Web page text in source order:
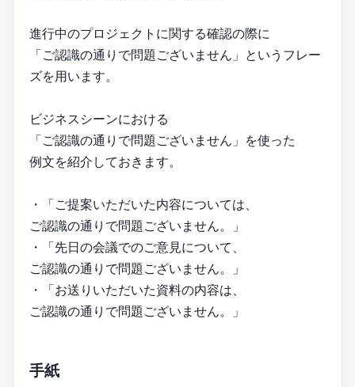
進行中のプロジェクトに関する確認の際に
「ご認識の通りで問題ございません」というフレー
ズを用います。
ビジネスシーンにおける
「ご認識の通りで問題ございません」を使った
例文を紹介しておきます。
・「ご提案いただいた内容については、
ご認識の通りで問題ございません。」
・「先日の会議でのご意見について、
ご認識の通りで問題ございません。」
・「お送りいただいた資料の内容は、
ご認識の通りで問題ございません。」
手紙